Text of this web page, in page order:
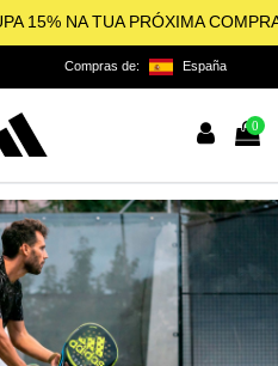
15% NA TUA PRÓXIMA
Compras de: España
0